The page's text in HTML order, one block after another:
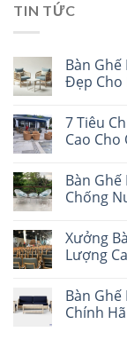
TIN TỨC
Bàn Ghế
Đẹp Cho
7 Tiêu
Cao
Bàn Ghế
Chống
Xưởng
Lượng
Bàn
Chính